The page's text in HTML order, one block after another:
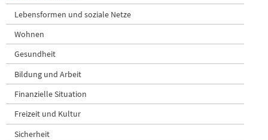
Lebensformen und soziale Netze
Wohnen
Gesundheit
Bildung und Arbeit
Finanzielle Situation
Freizeit und Kultur
Sicherheit